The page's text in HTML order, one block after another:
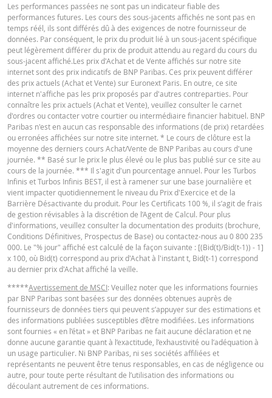
Les performances passées ne sont pas un indicateur fiable des
performances futures. Les cours des sous-jacents affichés ne sont pas en
temps réél, ils sont différés dû à des exigences de notre fournisseur de
données. Par conséquent, le prix du produit lié à un sous-jacent spécifique
peut légèrement différer du prix de produit attendu au regard du cours du
sous-jacent affiché.Les prix d'Achat et de Vente affichés sur notre site
internet sont des prix indicatifs de BNP Paribas. Ces prix peuvent différer
des prix actuels (Achat et Vente) sur Euronext Paris. En outre, ce site
internet n'affiche pas les prix proposés par d'autres contreparties. Pour
connaître les prix actuels (Achat et Vente), veuillez consulter le carnet
d'ordres ou contacter votre courtier ou intermédiaire financier habituel. BNP
Paribas n'est en aucun cas responsable des informations (de prix) retardées
ou erronées affichées sur notre site internet. * Le cours de clôture est la
moyenne des derniers cours Achat/Vente de BNP Paribas au cours d'une
journée. ** Basé sur le prix le plus élevé ou le plus bas publié sur ce site au
cours de la journée. *** Il s'agit d'un pourcentage annuel. Pour les Turbos
Infinis et Turbos Infinis BEST, il est à ramener sur une base journalière et
vient impacter quotidiennement le niveau du Prix d'Exercice et de la
Barrière Désactivante du produit. Pour les Certificats 100 %, il s’agit de frais
de gestion révisables à la discrétion de l’Agent de Calcul. Pour plus
d'informations, veuillez consulter la documentation des produits (brochure,
Conditions Définitives, Prospectus de Base) ou contactez-nous au 0 800 235
000. Le "% jour" affiché est calculé de la façon suivante : [(Bid(t)/Bid(t-1)) - 1]
x 100, où Bid(t) correspond au prix d'Achat à l'instant t, Bid(t-1) correspond
au dernier prix d'Achat affiché la veille.
*****Avertissement de MSCI: Veuillez noter que les informations fournies
par BNP Paribas sont basées sur des données obtenues auprès de
fournisseurs de données tiers qui peuvent s’appuyer sur des estimations et
des informations publiées susceptibles d’être modifiées. Les informations
sont fournies « en l’état » et BNP Paribas ne fait aucune déclaration et ne
donne aucune garantie quant à l’exactitude, l’exhaustivité ou l’adéquation à
un usage particulier. Ni BNP Paribas, ni ses sociétés affiliées et
représentants ne peuvent être tenus responsables, en cas de négligence ou
autre, pour toute perte résultant de l’utilisation des informations ou
découlant autrement de ces informations.